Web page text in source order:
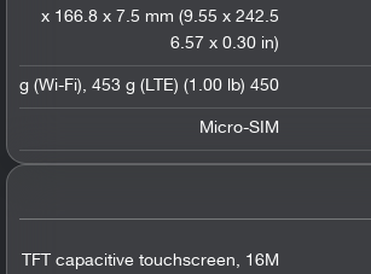
242.5 x 166.8 x 7.5 mm (9.55 x
6.57 x 0.30 in)
450 g (Wi-Fi)
, 453 g (LTE) (1.00 lb)
Micro-SIM
TFT capacitive touchscreen, 16M